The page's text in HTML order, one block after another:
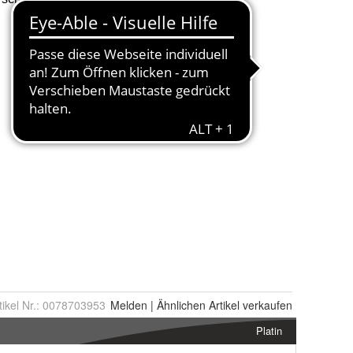
Nr.: 0078703953 Melden | Ähnlichen Artikel verkaufen
Platin